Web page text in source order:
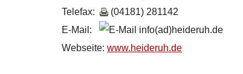
Telefax:
(04181) 281142
E-Mail:
info(ad)heideruh.de
Webseite: www.heideruh.de